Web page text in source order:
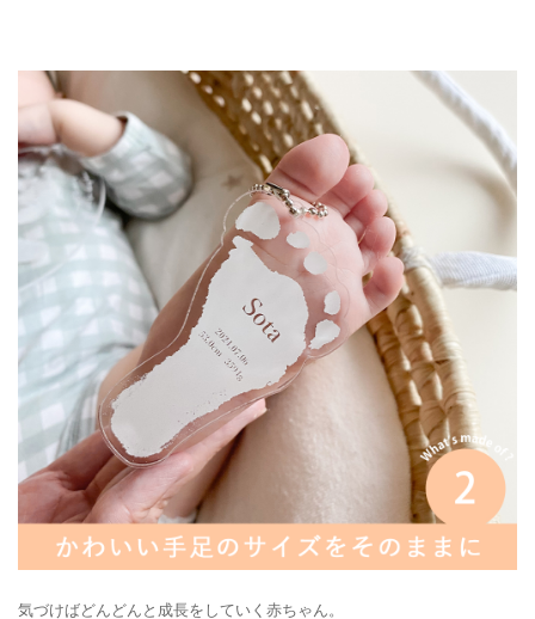
気づけばどんどんと成長をしていく赤ちゃん。